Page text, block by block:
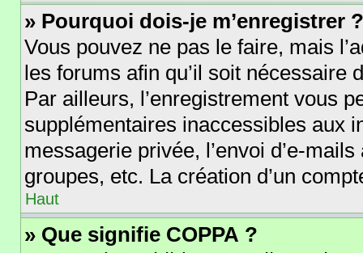
» Pourquoi dois-je m’enregistrer ?
Vous pouvez ne pas le faire, mais
les forums afin qu’il soit nécessaire
Par ailleurs, l’enregistrement vous
supplémentaires inaccessibles aux
messagerie privée, l’envoi d’e-
groupes, etc. La création d’un
Haut
» Que signifie COPPA ?